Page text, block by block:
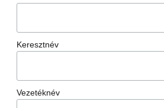
Keresztnév
Vezetéknév